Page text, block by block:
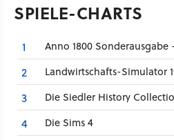
SPIELE-CHARTS
1 Anno 1800 Sonderausgabe
2 Landwirtschafts-Simulator
3 Die Siedler History
4 Die Sims 4